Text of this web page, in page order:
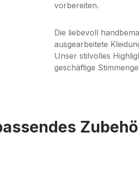
vorbereiten.
Die liebevoll
ausgearbeitete
Unser stilvolles
geschäftige